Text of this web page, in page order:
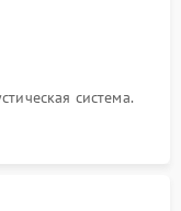
система.